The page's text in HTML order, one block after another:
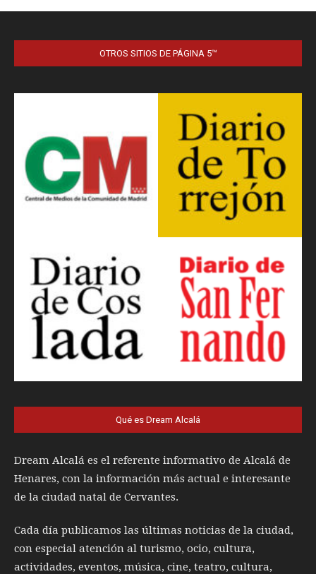
OTROS SITIOS DE PÁGINA 5™
Qué es Dream Alcalá
Dream Alcalá es el referente informativo de Alcalá de
Henares, con la información más actual e interesante
de la ciudad natal de Cervantes.
Cada día publicamos las últimas noticias de la ciudad,
con especial atención al turismo, ocio, cultura,
actividades, eventos, música, cine, teatro, cultura,